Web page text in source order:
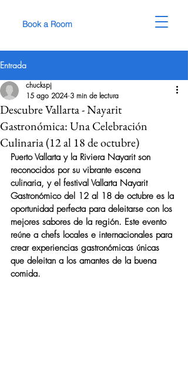
Book a Room
Entrada
Descubre Vallarta - Nayarit
Gastronómica: Una Celebración
Culinaria (12 al 18 de octubre)
chuckspj
15 ago 2024 3 min de lectura
Puerto Vallarta y la Riviera Nayarit son
reconocidos por su vibrante escena
culinaria, y el festival Vallarta Nayarit
Gastronómico del 12 al 18 de octubre es la
oportunidad perfecta para deleitarse con los
mejores sabores de la región. Este evento
reúne a chefs locales e internacionales para
crear experiencias gastronómicas únicas
que deleitan a los amantes de la buena
comida.